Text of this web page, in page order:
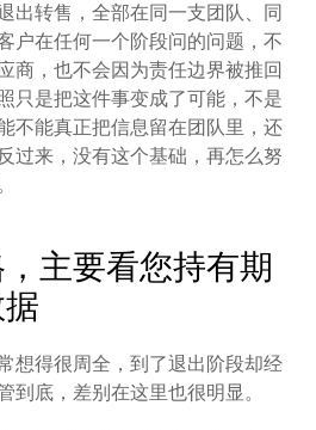
出转售，全部在同一支团队、同
户在任何一个阶段问的问题，不
商，也不会因为责任边界被推回
只是把这件事变成了可能，不是
不能真正把信息留在团队里，还
过来，没有这个基础，再怎么努
主要看您持有期
想得很周全，到了退出阶段却经
到底，差别在这里也很明显。